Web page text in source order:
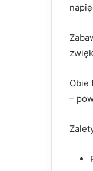
Obie
–